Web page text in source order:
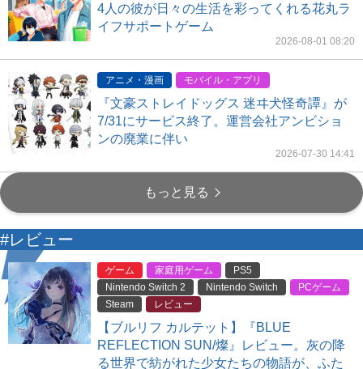
4人の彼が日々の生活を彩ってくれる花丸ラ
イフサポートゲーム
2026-08-01 08:20
アニメ・漫画 モバイル・アプリ
『文豪ストレイドッグス 迷ヰ犬怪奇譚』が
7/31にサービス終了。運営会社アンビショ
ンの廃業に伴い
2026-07-30 14:41
もっと見る
#レビュー
ゲーム 家庭用ゲーム
PS5
Nintendo Switch 2
Nintendo Switch
PCゲーム
Steam
レビュー
【ブルリフ カルテット】『BLUE
REFLECTION SUN/燦』レビュー。灰の降
る世界で紡がれた少女たちの物語が、ふた